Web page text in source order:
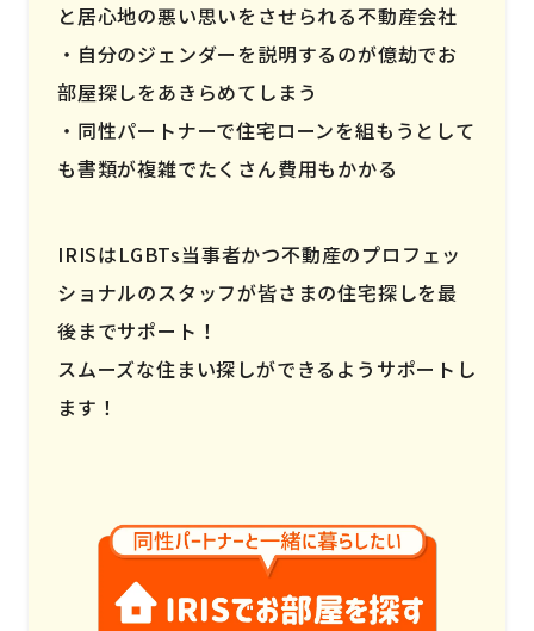
と居心地の悪い思いをさせられる不動産会社
自分のジェンダーを説明するのが億劫でお
部屋探しをあきらめてしまう
同性パートナーで住宅ローンを組もうとして
も書類が複雑でたくさん費用もかかる
IRISはLGBTs当事者かつ不動産のプロフェッ
ショナルのスタッフが皆さまの住宅探しを最
後までサポート！
スムーズな住まい探しができるようサポートし
ます！